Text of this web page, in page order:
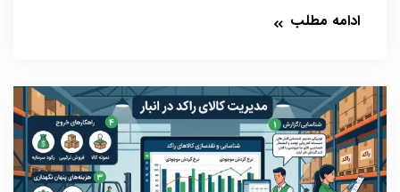
ادامه مطلب